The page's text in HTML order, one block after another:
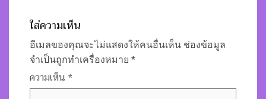
ใส่ความเห็น
อีเมลของคุณจะไม่แสดงให้คนอื่นเห็น ช่องข้อมูล
จำเป็นถูกทำเครื่องหมาย *
ความเห็น *